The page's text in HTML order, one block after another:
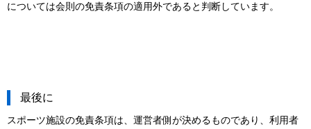
については会則の免責条項の適用外であると判断しています。
最後に
スポーツ施設の免責条項は、運営者側が決めるものであり、利用者